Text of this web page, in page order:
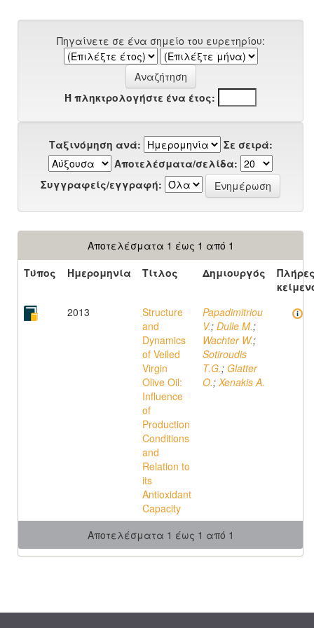
Πηγαίνετε σε ένα σημείο του ευρετηρίου:
Ή πληκτρολογήστε ένα έτος:
Ταξινόμηση ανά:
Σε σειρά:
Αποτελέσματα/σελίδα:
Συγγραφείς/εγγραφή:
Αποτελέσματα 1 έως 1 από 1
Τύπος
Ημερομηνία Τίτλος Δημιουργός
2013
Structure
and
Dynamics
of Veiled
Virgin
Olive Oil:
Influence
of
Production
Conditions
and
Relation to
its
Antioxidant
Capacity
Papadimitriou
V.; Dulle M.;
Wachter W.;
Sotiroudis
T.G.; Glatter
O.; Xenakis A.
Αποτελέσματα 1 έως 1 από 1